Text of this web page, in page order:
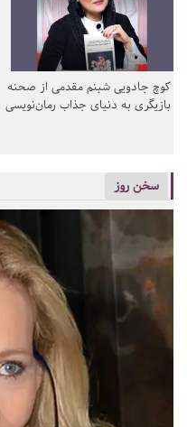
کوچ جادویی شبنم مقدمی از صحنه
بازیگری به دنیای جذاب رمان‌نویسی
سخن روز